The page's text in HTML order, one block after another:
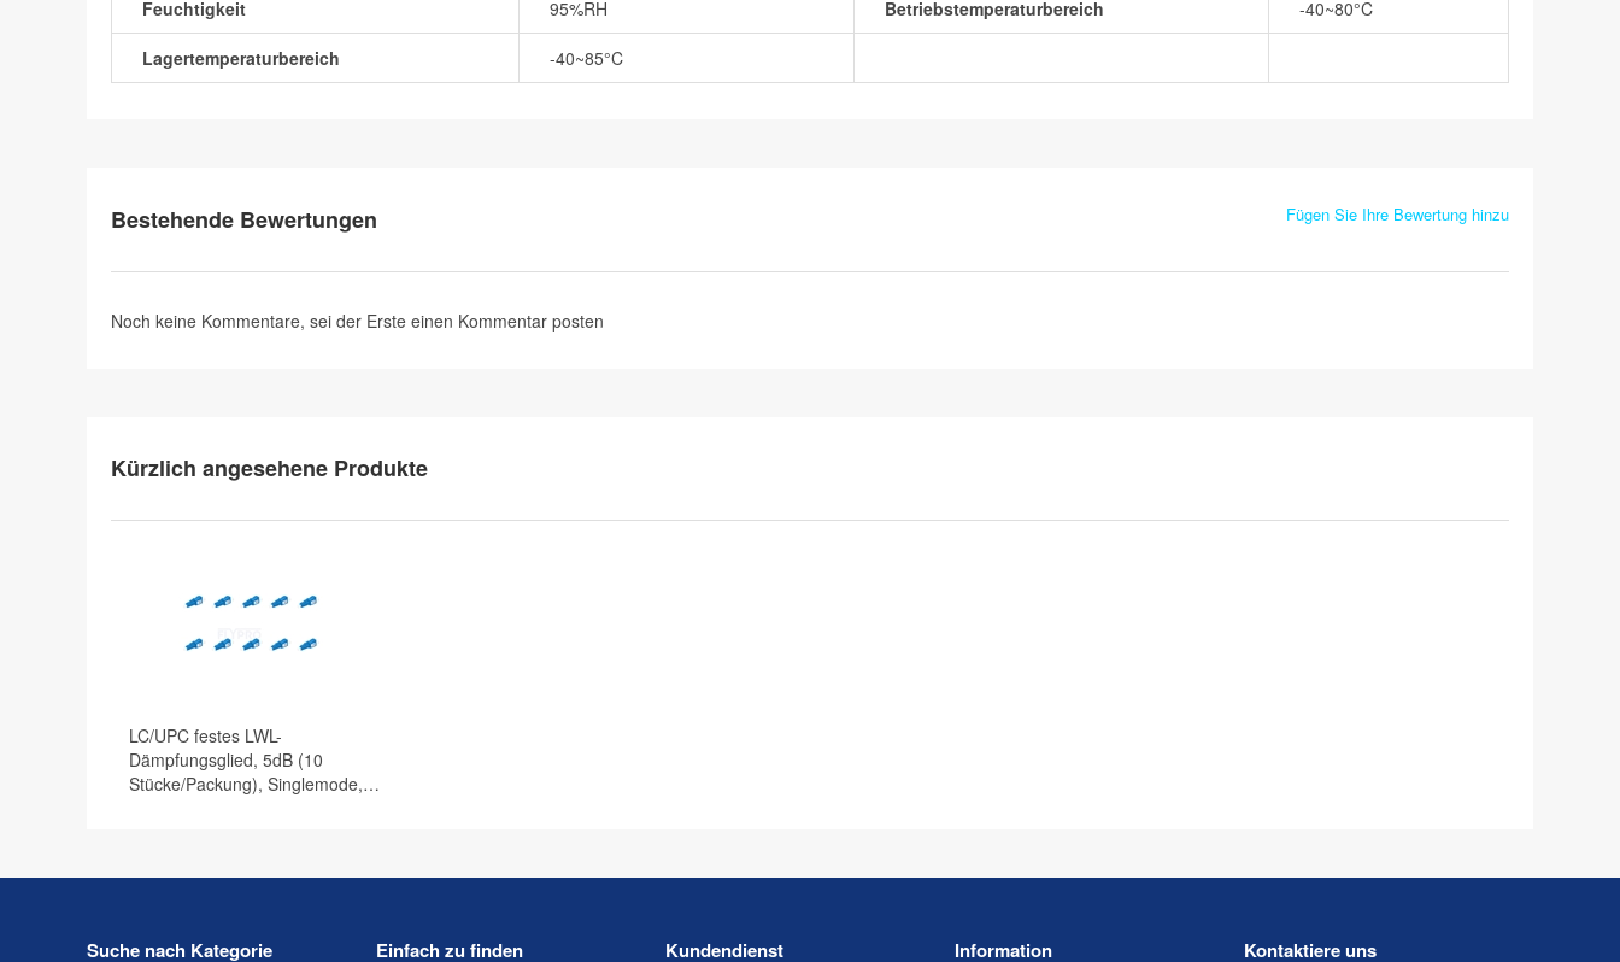
Feuchtigkeit 95%RH Betriebstemperaturbereich -40~80°C
Lagertemperaturbereich -40~85°C
Bestehende Bewertungen Fügen Sie Ihre Bewertung hinzu
Noch keine Kommentare, sei der Erste einen Kommentar posten
Kürzlich angesehene Produkte
LC/UPC festes LWL-
Dämpfungsglied, 5dB (10
Stücke/Packung), Singlemode,
Suche nach Kategorie Einfach zu finden Kundendienst Information Kontaktiere uns